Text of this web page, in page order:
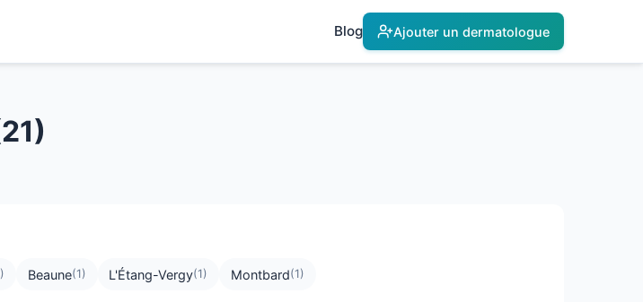
Blog Ajouter un dermatologue
Beaune(1) L'Étang-Vergy(1) Montbard(1)